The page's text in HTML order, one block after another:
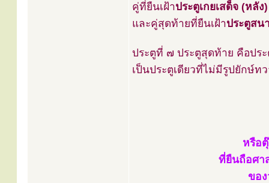
คู่ที่ยืนเฝ้าประตูเกยเสด็จ (หลัง)
และคู่สุดท้ายที่ยืนเฝ้าประตูสน
ประตูที่ ๗ ประตูสุดท้าย คือปร
เป็นประตูเดียวที่ไม่มีรูปยักษ์
หรือ
ที่ยืนถือศา
ขอ